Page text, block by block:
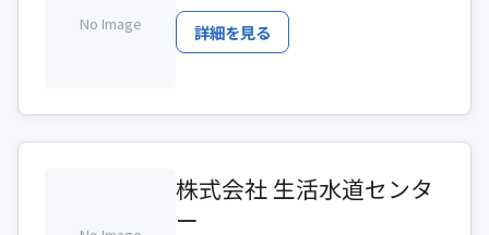
No Image 詳細を見る
株式会社 生活水道センタ
ー